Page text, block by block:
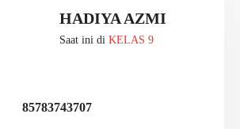
HADIYA AZMI
Saat ini di KELAS 9
85783743707